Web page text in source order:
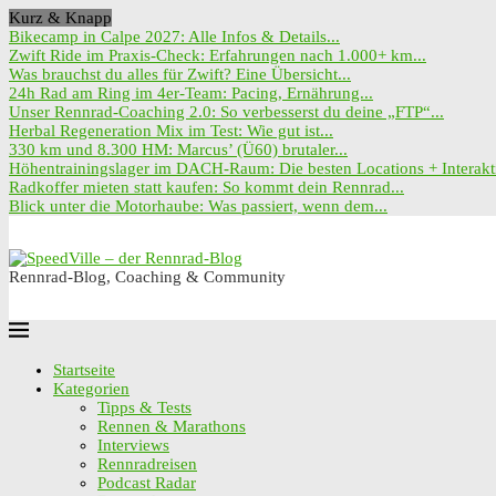
Kurz & Knapp
Bikecamp in Calpe 2027: Alle Infos & Details...
Zwift Ride im Praxis-Check: Erfahrungen nach 1.000+ km...
Was brauchst du alles für Zwift? Eine Übersicht...
24h Rad am Ring im 4er-Team: Pacing, Ernährung...
Unser Rennrad-Coaching 2.0: So verbesserst du deine „FTP“...
Herbal Regeneration Mix im Test: Wie gut ist...
330 km und 8.300 HM: Marcus’ (Ü60) brutaler...
Höhentrainingslager im DACH-Raum: Die besten Locations +
Radkoffer mieten statt kaufen: So kommt dein Rennrad...
Blick unter die Motorhaube: Was passiert, wenn dem...
Rennrad-Blog, Coaching & Community
Startseite
Kategorien
Tipps & Tests
Rennen & Marathons
Interviews
Rennradreisen
Podcast Radar